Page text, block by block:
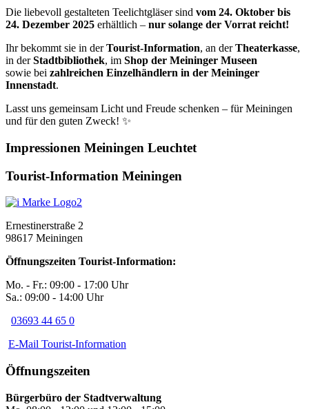
Die liebevoll gestalteten Teelichtgläser sind vom 24. Oktober bis
24. Dezember 2025 erhältlich – nur solange der Vorrat reicht!
Ihr bekommt sie in derTourist-Information, an derTheaterkasse,
in derStadtbibliothek, im Shop der Meininger Museen
sowie bei zahlreichen Einzelhändlern in der Meininger
Innenstadt.
Lasst uns gemeinsam Licht und Freude schenken – für Meiningen
und für den guten Zweck! ✨
Impressionen Meiningen Leuchtet
Tourist-Information Meiningen
Ernestinerstraße 2
98617 Meiningen
Öffnungszeiten Tourist-Information:
Mo. - Fr.: 09:00 - 17:00 Uhr
Sa.: 09:00 - 14:00 Uhr
03693 44 65 0
E-Mail Tourist-Information
Öffnungszeiten
Bürgerbüro der Stadtverwaltung